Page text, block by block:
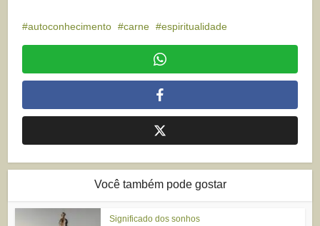
autoconhecimento carne espiritualidade
Você também pode gostar
Significado dos sonhos